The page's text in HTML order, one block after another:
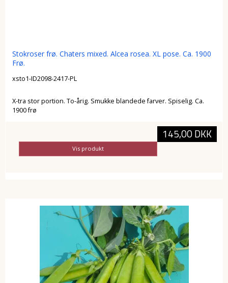
Stokroser frø. Chaters mixed. Alcea rosea. XL pose. Ca. 1900
Frø.
xsto1-ID2098-2417-PL
X-tra stor portion. To-årig. Smukke blandede farver. Spiselig. Ca.
1900 frø
145,00 DKK
Vis produkt